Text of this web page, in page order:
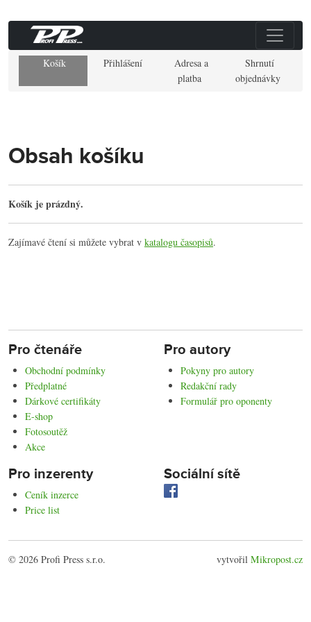
Košík Přihlášení
Adresa a
platba
Shrnutí
objednávky
Obsah košíku
Košík je prázdný.
Zajímavé čtení si můžete vybrat v katalogu časopisů.
Pro čtenáře
Obchodní podmínky
Předplatné
Dárkové certifikáty
E-shop
Fotosoutěž
Akce
Pro autory
Pokyny pro autory
Redakční rady
Formulář pro oponenty
Pro inzerenty
Ceník inzerce
Price list
Sociální sítě
© 2026 Profi Press s.r.o. vytvořil Mikropost.cz